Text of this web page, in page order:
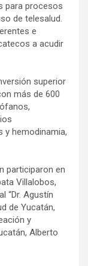
para procesos
de telesalud.
e
a acudir
superior
más de 600
y hemodinamia,
participaron en
Villalobos,
“Dr. Agustín
de Yucatán,
y
Alberto